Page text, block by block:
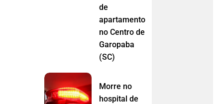
de
apartamento
no Centro de
Garopaba
(SC)
Morre no
hospital de